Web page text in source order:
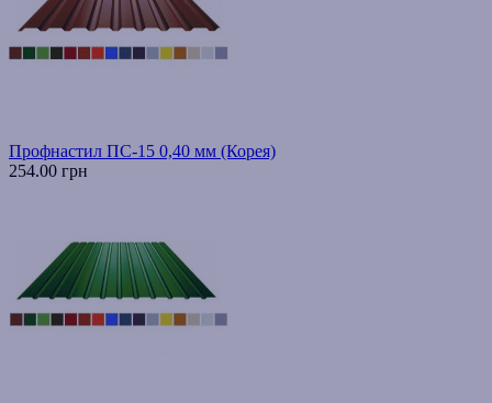
Профнастил ПС-15 0,40 мм (Корея)
254.00 грн